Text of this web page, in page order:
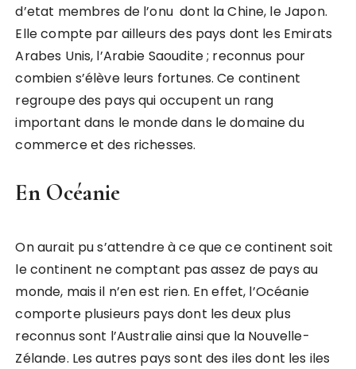
d’etat membres de l’onu dont la Chine, le Japon.
Elle compte par ailleurs des pays dont les Emirats
Arabes Unis, l’Arabie Saoudite ; reconnus pour
combien s’élève leurs fortunes. Ce continent
regroupe des pays qui occupent un rang
important dans le monde dans le domaine du
commerce et des richesses.
En Océanie
On aurait pu s’attendre à ce que ce continent soit
le continent ne comptant pas assez de pays au
monde, mais il n’en est rien. En effet, l’Océanie
comporte plusieurs pays dont les deux plus
reconnus sont l’Australie ainsi que la Nouvelle-
Zélande. Les autres pays sont des iles dont les iles